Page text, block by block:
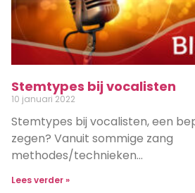
Stemtypes bij vocalisten
10 januari 2022
Stemtypes bij vocalisten, een
zegen? Vanuit sommige zang
methodes/technieken…
Lees verder »